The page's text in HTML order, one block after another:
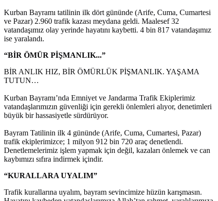
Kurban Bayramı tatilinin ilk dört gününde (Arife, Cuma, Cumartesi
ve Pazar) 2.960 trafik kazası meydana geldi. Maalesef 32
vatandaşımız olay yerinde hayatını kaybetti. 4 bin 817 vatandaşımız
ise yaralandı.
“BİR ÖMÜR PİŞMANLIK...”
BİR ANLIK HIZ, BİR ÖMÜRLÜK PİŞMANLIK. YAŞAMA
TUTUN…
Kurban Bayramı’nda Emniyet ve Jandarma Trafik Ekiplerimiz
vatandaşlarımızın güvenliği için gerekli önlemleri alıyor, denetimleri
büyük bir hassasiyetle sürdürüyor.
Bayram Tatilinin ilk 4 gününde (Arife, Cuma, Cumartesi, Pazar)
trafik ekiplerimizce; 1 milyon 912 bin 720 araç denetlendi.
Denetlemelerimiz işlem yapmak için değil, kazaları önlemek ve can
kaybımızı sıfıra indirmek içindir.
“KURALLARA UYALIM”
Trafik kurallarına uyalım, bayram sevincimize hüzün karışmasın.